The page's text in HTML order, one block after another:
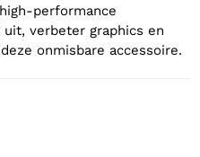
performance
verbeter graphics en
onmisbare accessoire.